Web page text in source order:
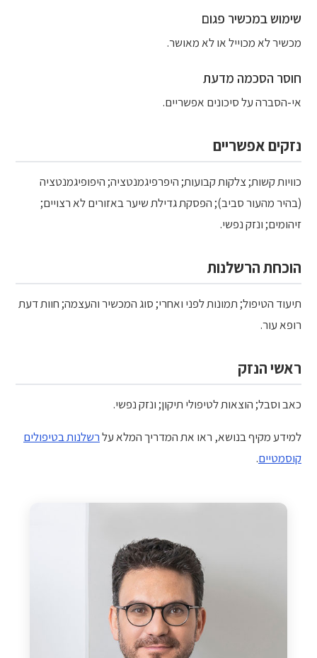
שימוש במכשיר פגום
מכשיר לא מכוייל או לא מאושר.
חוסר הסכמה מדעת
אי-הסברה על סיכונים אפשריים.
נזקים אפשריים
כוויות קשות; צלקות קבועות; היפרפיגמנטציה; היפופיגמנטציה
(בהיר מהעור סביב); הפסקת גדילת שיער באזורים לא רצויים;
זיהומים; ונזק נפשי.
הוכחת הרשלנות
תיעוד הטיפול; תמונות לפני ואחרי; סוג המכשיר והעצמה; חוות דעת
רופא עור.
ראשי הנזק
כאב וסבל; הוצאות לטיפולי תיקון; ונזק נפשי.
למידע מקיף בנושא, ראו את המדריך המלא עלרשלנות בטיפולים
קוסמטיים.